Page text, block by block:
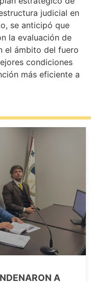
judicial en
se anticipó que
la evaluación de
el ámbito del fuero
condiciones
más eficiente a
A